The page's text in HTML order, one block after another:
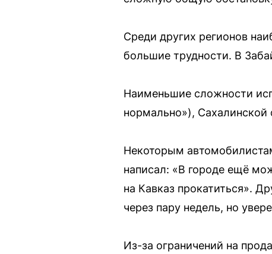
Среди других регионов
большие трудности. В
Наименьшие сложности
нормально»), Сахалинской
Некоторым
написал: «В городе ещё
на Кавказ прокатиться».
через пару недель, но
Из-за ограничений на